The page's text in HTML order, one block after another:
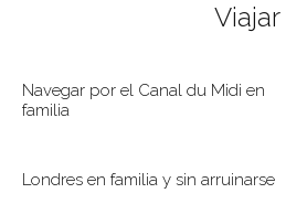
Viajar
Navegar por el Canal du Midi en
familia
Londres en familia y sin arruinarse